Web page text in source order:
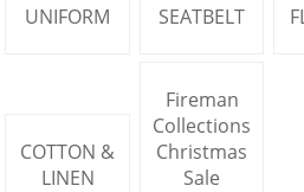
UNIFORM
SEATBELT
COTTON &
LINEN
Fireman
Collections
Christmas
Sale